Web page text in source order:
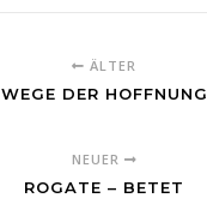
ÄLTER
WEGE DER HOFFNUNG
NEUER
ROGATE – BETET